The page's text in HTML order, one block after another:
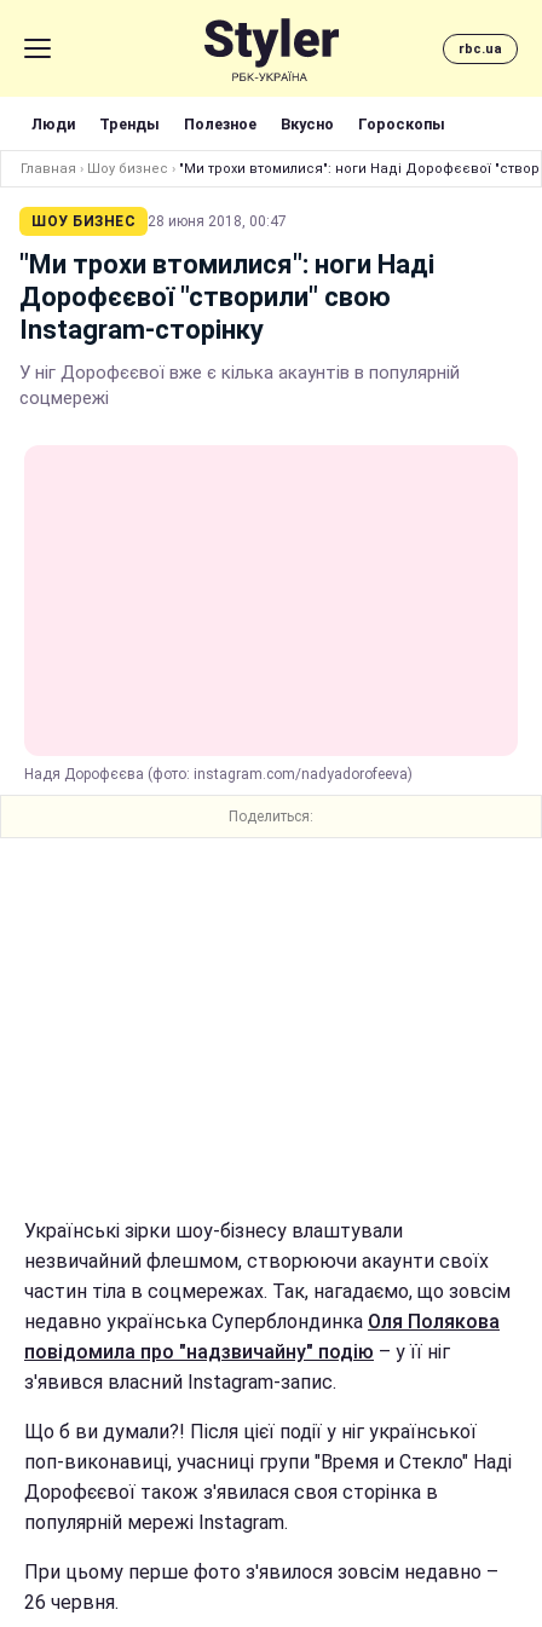
rbc.ua
Люди Тренды Полезное Вкусно Гороскопы
Главная › Шоу бизнес › "Ми трохи втомилися": ноги Наді Дорофєєвої
ШОУ БИЗНЕС 28 июня 2018, 00:47
"Ми трохи втомилися": ноги Наді
Дорофєєвої "створили" свою
Instagram-сторінку
У ніг Дорофєєвої вже є кілька акаунтів в популярній
соцмережі
Надя Дорофєєва (фото: instagram.com/nadyadorofeeva)
Поделиться:
Українські зірки шоу-бізнесу влаштували
незвичайний флешмом, створюючи акаунти своїх
частин тіла в соцмережах. Так, нагадаємо, що зовсім
недавно українська Суперблондинка Оля Полякова
повідомила про "надзвичайну" подію – у її ніг
з'явився власний Instagram-запис.
Що б ви думали?! Після цієї події у ніг української
поп-виконавиці, учасниці групи "Время и Стекло" Наді
Дорофєєвої також з'явилася своя сторінка в
популярній мережі Instagram.
При цьому перше фото з'явилося зовсім недавно –
26 червня.